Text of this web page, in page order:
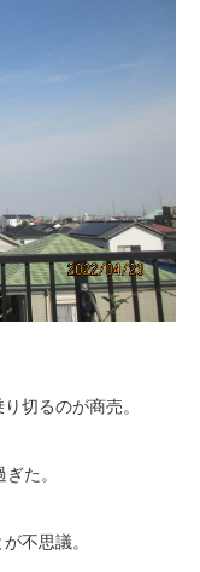
切るのが商売。
た。
不思議。